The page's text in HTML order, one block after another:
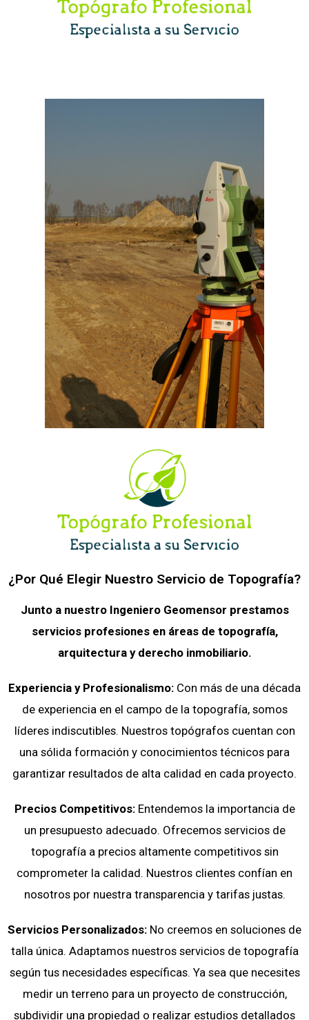
¿Por Qué Elegir Nuestro Servicio de Topografía?
Junto a nuestro Ingeniero Geomensor prestamos
servicios profesiones en áreas de topografía,
arquitectura y derecho inmobiliario.
Experiencia y Profesionalismo: Con más de una década
de experiencia en el campo de la topografía, somos
líderes indiscutibles. Nuestros topógrafos cuentan con
una sólida formación y conocimientos técnicos para
garantizar resultados de alta calidad en cada proyecto.
Precios Competitivos:Entendemos la importancia de
un presupuesto adecuado. Ofrecemos servicios de
topografía a precios altamente competitivos sin
comprometer la calidad. Nuestros clientes confían en
nosotros por nuestra transparencia y tarifas justas.
Servicios Personalizados: No creemos en soluciones de
talla única. Adaptamos nuestros servicios de topografía
según tus necesidades específicas. Ya sea que necesites
medir un terreno para un proyecto de construcción,
subdividir una propiedad o realizar estudios detallados